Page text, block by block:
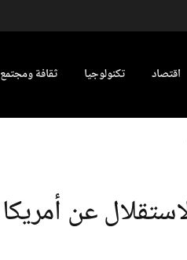
اقتصاد تكنولوجيا ثقافة ومجتمع
عن أمريكا